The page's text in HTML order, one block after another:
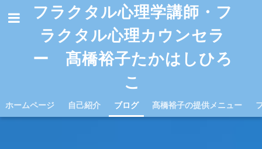
フラクタル心理学講師・フ
ラクタル心理カウンセラ
ー 髙橋裕子たかはしひろ
こ
ホームページ 自己紹介 ブログ 髙橋裕子の提供メニュー